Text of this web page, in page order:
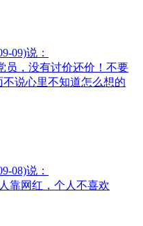
09)说：
员，没有讨价还价！不要
说心里不知道怎么想的
08)说：
靠网红，个人不喜欢